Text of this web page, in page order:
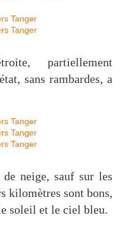
partiellement
sans rambardes, a
neige, sauf sur les
kilomètres sont bons,
soleil et le ciel bleu.